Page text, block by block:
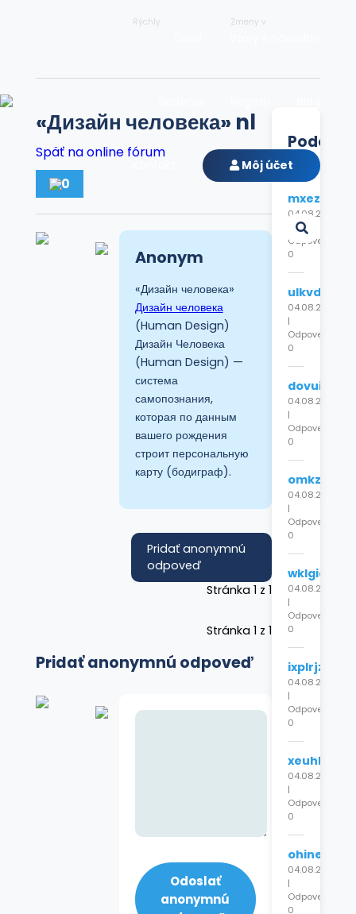
Zmeny v
Rýchly
Môj účet
«Дизайн человека» nl
Späť na online fórum
0
Anonym
«Дизайн человека»
Дизайн человека
(Human Design)
Дизайн Человека
(Human Design) —
система
самопознания,
которая по данным
вашего рождения
строит персональную
карту (бодиграф).
Pridať anonymnú
odpoveď
Stránka 1 z 1
Stránka 1 z 1
Pridať anonymnú odpoveď
Odoslať
anonymnú
diskusie
04.08.2026
Odpovede:
0
ulkvdjhvnd
04.08.2026
|
Odpovede:
0
dovuilcrqg
04.08.2026
|
Odpovede:
0
04.08.2026
|
Odpovede:
0
wklgiocrht
04.08.2026
|
Odpovede:
0
ixplrjzjrg
04.08.2026
|
Odpovede:
0
xeuhlouprr
04.08.2026
|
Odpovede:
0
04.08.2026
|
Odpovede:
0